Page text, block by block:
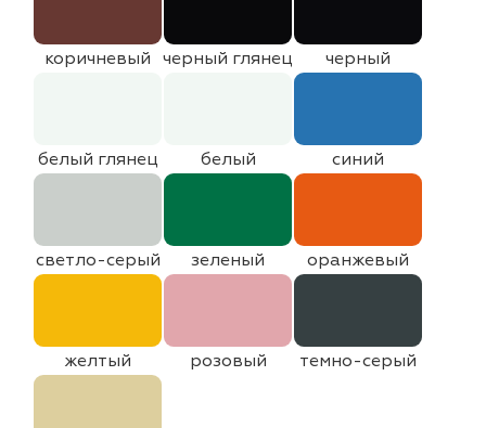
коричневый черный глянец черный
белый глянец белый синий
светло-серый зеленый оранжевый
желтый розовый темно-серый